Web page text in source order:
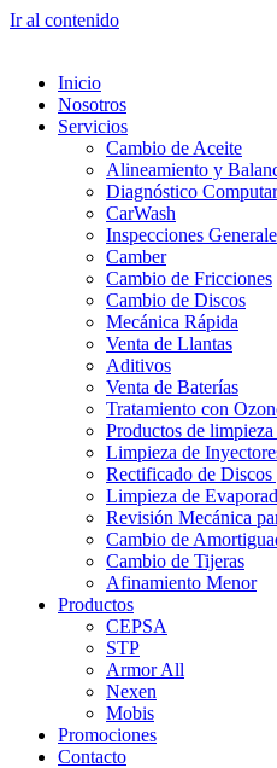
Ir al contenido
Inicio
Nosotros
Servicios
Cambio de Aceite
Alineamiento y
Diagnóstico
CarWash
Inspecciones
Camber
Cambio de Fricciones
Cambio de Discos
Mecánica Rápida
Venta de Llantas
Aditivos
Venta de Baterías
Tratamiento con
Productos de
Limpieza de
Rectificado de Discos
Limpieza de
Revisión Mecánica
Cambio de
Cambio de Tijeras
Afinamiento Menor
Productos
CEPSA
STP
Armor All
Nexen
Mobis
Promociones
Contacto